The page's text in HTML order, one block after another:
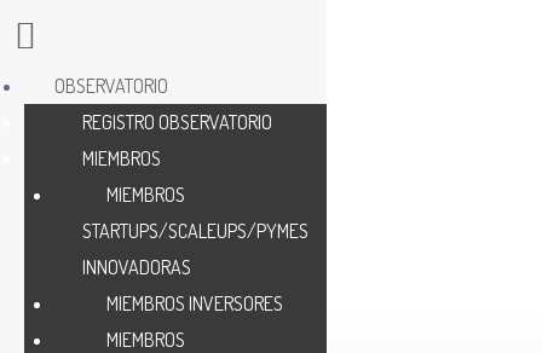
OBSERVATORIO
REGISTRO OBSERVATORIO
MIEMBROS
MIEMBROS
STARTUPS/SCALEUPS/PYMES
INNOVADORAS
MIEMBROS INVERSORES
MIEMBROS